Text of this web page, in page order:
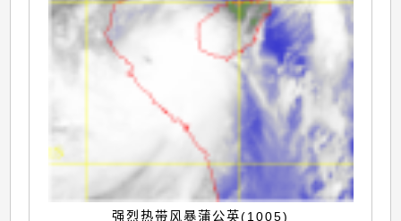
强烈热带风暴蒲公英(1005)